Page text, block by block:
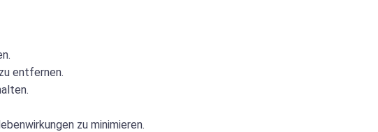
entfernen.
zu minimieren.